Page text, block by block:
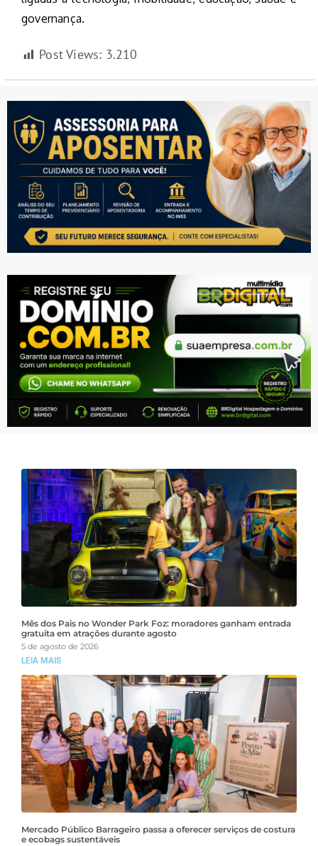
governança.
Post Views: 3.210
Mês dos Pais no Wonder Park Foz: moradores ganham entrada
gratuita em atrações durante agosto
5 de agosto de 2026
LEIA MAIS
Mercado Público Barrageiro passa a oferecer serviços de costura
e ecobags sustentáveis